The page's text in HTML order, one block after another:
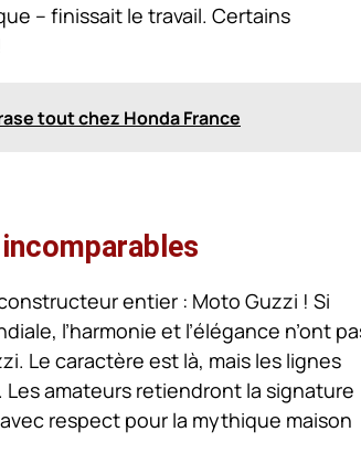
– finissait le travail. Certains
tout chez Honda France
entier : Moto Guzzi ! Si
l’harmonie et l’élégance n’ont
Le caractère est là, mais les lignes
amateurs retiendront la signature
respect pour la mythique maison